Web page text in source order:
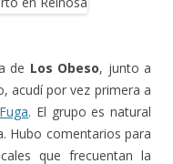
de Los Obeso, junto a
acudí por vez primera a
. El grupo es natural
Hubo comentarios para
que frecuentan la